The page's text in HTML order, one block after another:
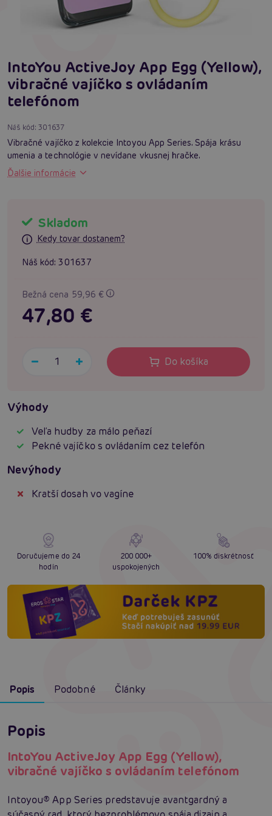
IntoYou ActiveJoy App Egg (Yellow),
vibračné vajíčko s ovládaním
telefónom
Náš kód:301637
Vibračné vajíčko z kolekcie Intoyou App Series. Spája krásu
umenia a technológie v nevídane vkusnej hračke.
Ďalšie informácie
Skladom
Kedy tovar dostanem?
Náš kód: 301637
Bežná cena 59,96 €
47,80 €
Do košíka
Výhody
Veľa hudby za málo peňazí
Pekné vajíčko s ovládaním cez telefón
Nevýhody
Kratší dosah vo vagíne
Doručujeme do 24
hodín
200 000+
uspokojených
100% diskrétnosť
Popis Podobné Články
Popis
IntoYou ActiveJoy App Egg (Yellow),
vibračné vajíčko s ovládaním telefónom
Intoyou® App Series predstavuje avantgardný a